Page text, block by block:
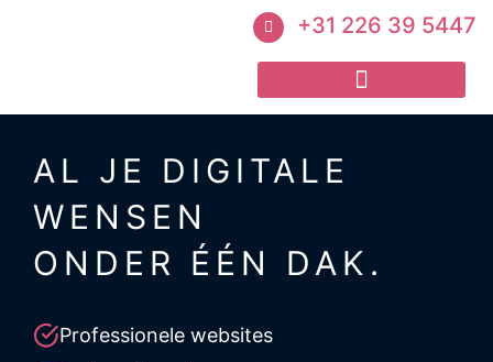
+31 226 39 5447
AL JE DIGITALE
WENSEN
ONDER ÉÉN DAK.
Professionele websites